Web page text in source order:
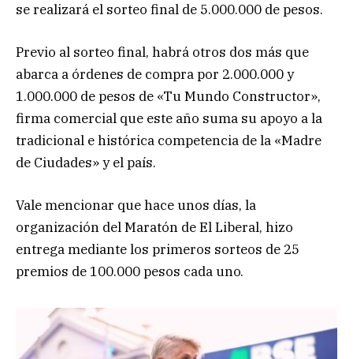
se realizará el sorteo final de 5.000.000 de pesos.
Previo al sorteo final, habrá otros dos más que
abarca a órdenes de compra por 2.000.000 y
1.000.000 de pesos de «Tu Mundo Constructor»,
firma comercial que este año suma su apoyo a la
tradicional e histórica competencia de la «Madre
de Ciudades» y el país.
Vale mencionar que hace unos días, la
organización del Maratón de El Liberal, hizo
entrega mediante los primeros sorteos de 25
premios de 100.000 pesos cada uno.